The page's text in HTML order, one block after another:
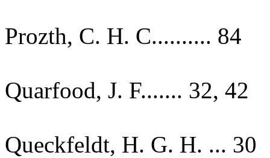
Prozth, C. H. C.......... 84
Quarfood, J. F....... 32, 42
Queckfeldt, H. G. H. ... 30